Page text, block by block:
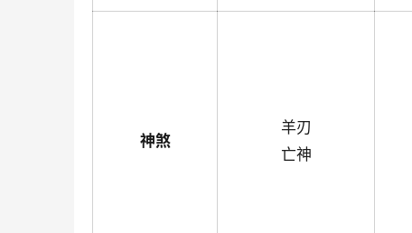
神煞
羊刃
亡神